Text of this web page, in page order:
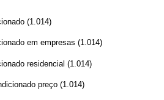
(1.014)
em empresas (1.014)
residencial (1.014)
preço (1.014)